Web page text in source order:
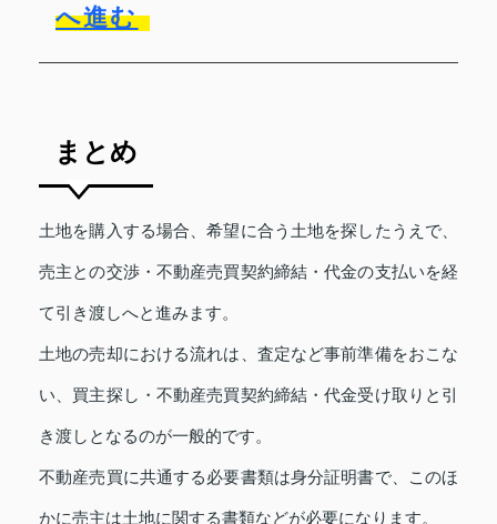
へ進む
まとめ
土地を購入する場合、希望に合う土地を探したうえで、
売主との交渉・不動産売買契約締結・代金の支払いを経
て引き渡しへと進みます。
土地の売却における流れは、査定など事前準備をおこな
い、買主探し・不動産売買契約締結・代金受け取りと引
き渡しとなるのが一般的です。
不動産売買に共通する必要書類は身分証明書で、このほ
かに売主は土地に関する書類などが必要になります。